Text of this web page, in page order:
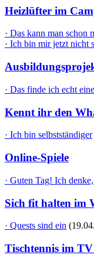
Heizlüfter im
· Das kann man schon
· Ich bin mir jetzt nicht
· Das finde ich echt
Kennt ihr den
· Ich bin selbstständiger
Online-Spiele
· Guten Tag! Ich
Sich fit halten im
· Quests sind ein
Tischtennis im TV